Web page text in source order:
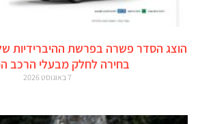
בחירה לחלק מבעלי הרכב
7 באוגוסט 2026